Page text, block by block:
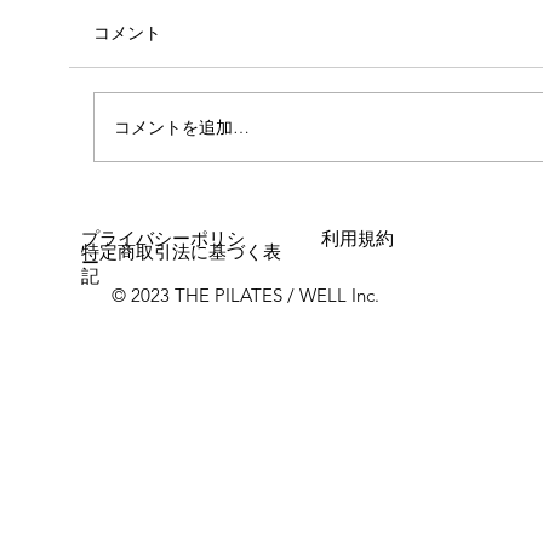
コメント
コメントを追加…
© 2023 THE PILATES / WELL Inc.
プライバシーポリシ
ー
利用規約
特定商取引法に基づく表
記